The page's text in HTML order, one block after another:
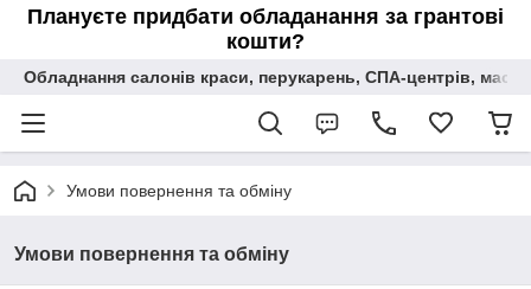
Плануєте придбати обладанання за грантові
кошти?
Обладнання салонів краси, перукарень, СПА-центрів,
Умови повернення та обміну
Умови повернення та обміну